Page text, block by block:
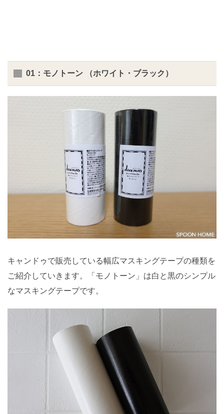
01：モノトーン （ホワイト・ブラック）
キャンドゥで販売している幅広マスキングテープの種類を
ご紹介していきます。「モノトーン」は白と黒のシンプル
なマスキングテープです。